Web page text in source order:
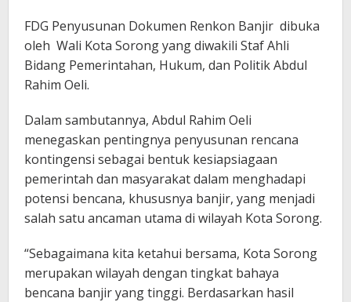
FDG Penyusunan Dokumen Renkon Banjir dibuka
oleh Wali Kota Sorong yang diwakili Staf Ahli
Bidang Pemerintahan, Hukum, dan Politik Abdul
Rahim Oeli.
Dalam sambutannya, Abdul Rahim Oeli
menegaskan pentingnya penyusunan rencana
kontingensi sebagai bentuk kesiapsiagaan
pemerintah dan masyarakat dalam menghadapi
potensi bencana, khususnya banjir, yang menjadi
salah satu ancaman utama di wilayah Kota Sorong.
“Sebagaimana kita ketahui bersama, Kota Sorong
merupakan wilayah dengan tingkat bahaya
bencana banjir yang tinggi. Berdasarkan hasil